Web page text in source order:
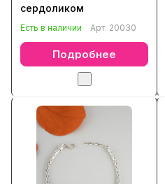
сердоликом
Есть в наличии Арт. 20030
Подробнее